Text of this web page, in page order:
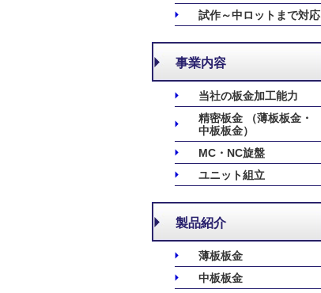
試作～中ロットまで対応
事業内容
当社の板金加工能力
精密板金 （薄板板金・
中板板金）
MC・NC旋盤
ユニット組立
製品紹介
薄板板金
中板板金